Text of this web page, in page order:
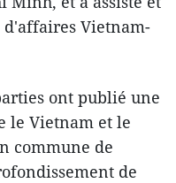
Vietnam-
ont publié une
le Vietnam et le
commune de
de